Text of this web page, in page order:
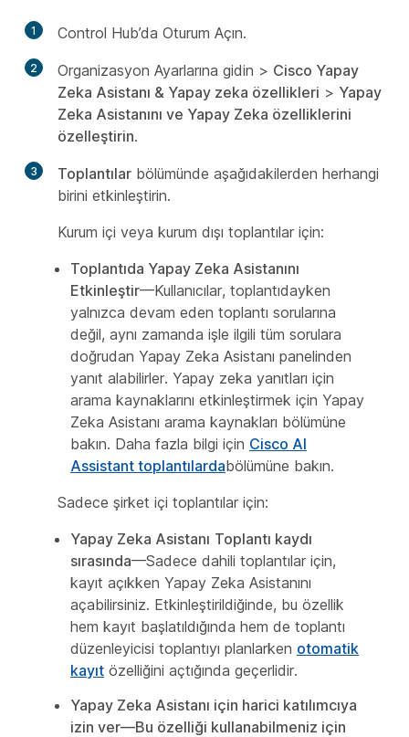
1 Control Hub’da Oturum Açın.
2 Organizasyon Ayarlarına gidin > Cisco Yapay
Zeka Asistanı & Yapay zeka özellikleri > Yapay
Zeka Asistanını ve Yapay Zeka özelliklerini
özelleştirin.
3 Toplantılar bölümünde aşağıdakilerden herhangi
birini etkinleştirin.
Kurum içi veya kurum dışı toplantılar için:
Toplantıda Yapay Zeka Asistanını
Etkinleştir—Kullanıcılar, toplantıdayken
yalnızca devam eden toplantı sorularına
değil, aynı zamanda işle ilgili tüm sorulara
doğrudan Yapay Zeka Asistanı panelinden
yanıt alabilirler. Yapay zeka yanıtları için
arama kaynaklarını etkinleştirmek için Yapay
Zeka Asistanı arama kaynakları bölümüne
bakın. Daha fazla bilgi için Cisco AI
Assistant toplantılardabölümüne bakın.
Sadece şirket içi toplantılar için:
Yapay Zeka Asistanı Toplantı kaydı
sırasında—Sadece dahili toplantılar için,
kayıt açıkken Yapay Zeka Asistanını
açabilirsiniz. Etkinleştirildiğinde, bu özellik
hem kayıt başlatıldığında hem de toplantı
düzenleyicisi toplantıyı planlarken otomatik
kayıt özelliğini açtığında geçerlidir.
Yapay Zeka Asistanı için harici katılımcıya
izin ver—Bu özelliği kullanabilmeniz için